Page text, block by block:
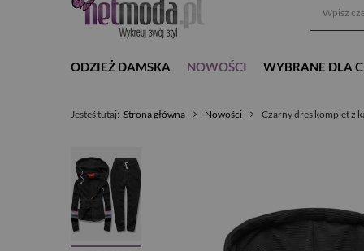
ODZIEŻ DAMSKA NOWOŚCI WYBRANE DLA
Jesteś tutaj: Strona główna Nowości Czarny dres komplet z